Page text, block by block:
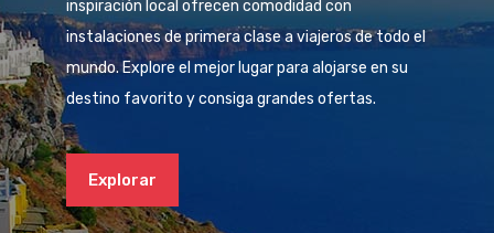
inspiración local ofrecen comodidad con
instalaciones de primera clase a viajeros de todo el
mundo. Explore el mejor lugar para alojarse en su
destino favorito y consiga grandes ofertas.
Explorar